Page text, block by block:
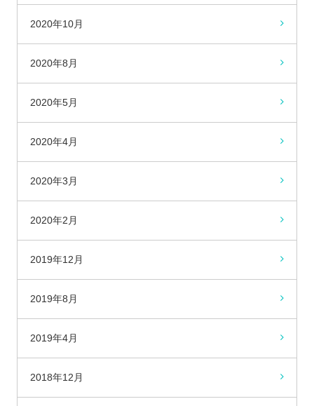
2020年10月
2020年8月
2020年5月
2020年4月
2020年3月
2020年2月
2019年12月
2019年8月
2019年4月
2018年12月